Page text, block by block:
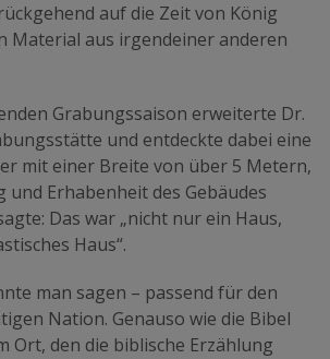
auf die Zeit von König
Material aus irgendeiner anderen
Grabungssaison erweiterte Dr.
und entdeckte dabei eine
mit einer Breite von über 5 Metern,
und Erhabenheit des Gebäudes
Das war „nicht nur ein Haus,
Haus“.
man sagen – passend für den
Nation. Genauso wie die Bibel
Ort, den die biblische Erzählung